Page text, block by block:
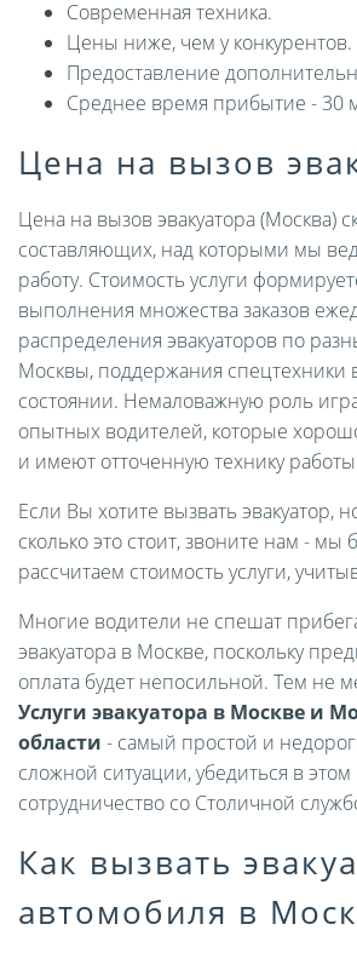
Современная техника.
Цены ниже, чем у конкурентов.
Предоставление
Среднее время прибытие - 30
Цена на вызов
Цена на вызов эвакуатора (Москва)
составляющих, над которыми мы
работу. Стоимость услуги
выполнения множества заказов
распределения эвакуаторов по
Москвы, поддержания спецтехники
состоянии. Немаловажную роль
опытных водителей, которые
и имеют отточенную технику
Если Вы хотите вызвать эвакуатор,
сколько это стоит, звоните нам - мы
рассчитаем стоимость услуги,
Многие водители не спешат
эвакуатора в Москве, поскольку
оплата будет непосильной. Тем не
Услуги эвакуатора в Москве и
области - самый простой и
сложной ситуации, убедиться в
сотрудничество со Столичной
Как вызвать
автомобиля в